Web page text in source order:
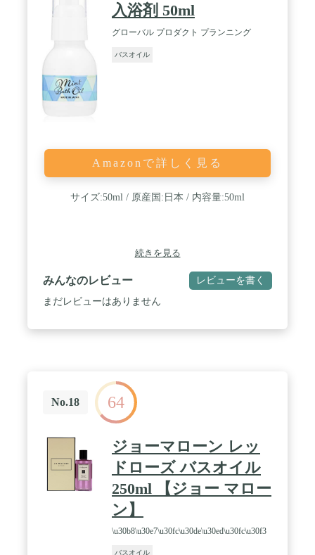
入浴剤 50ml
グローバル プロダクト プランニング
バスオイル
Amazonで詳しく見る
サイズ:50ml / 原産国:日本 / 内容量:50ml
続きを見る
みんなのレビュー レビューを書く
まだレビューはありません
No.18 64
ジョーマローン レッ
ドローズ バスオイル
250ml 【ジョー マロー
ン】
\u30b8\u30e7\u30fc\u30de\u30ed\u30fc\u30f3
バスオイル